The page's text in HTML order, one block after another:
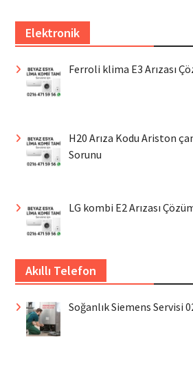
Elektronik
Ferroli klima E3 Arızası
H20 Arıza Kodu Ariston
Sorunu
LG kombi E2 Arızası
Akıllı Telefon
Soğanlık Siemens Servisi